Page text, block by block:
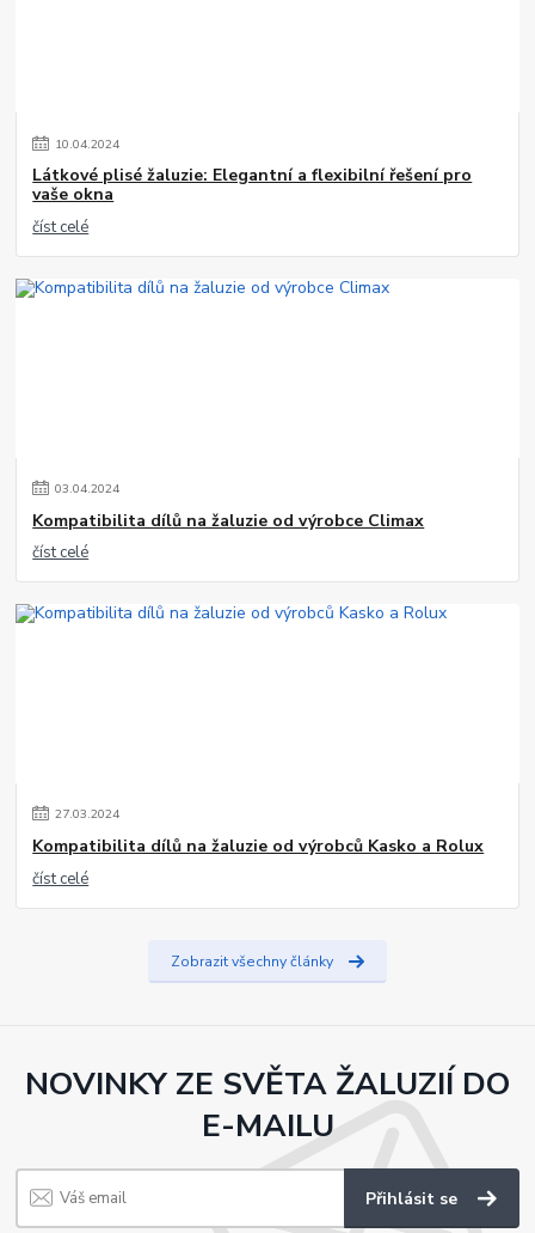
10.04.2024
Látkové plisé žaluzie: Elegantní a flexibilní řešení pro
vaše okna
číst celé
03.04.2024
Kompatibilita dílů na žaluzie od výrobce Climax
číst celé
27.03.2024
Kompatibilita dílů na žaluzie od výrobců Kasko a Rolux
číst celé
Zobrazit všechny články
NOVINKY ZE SVĚTA ŽALUZIÍ DO
E-MAILU
Přihlásit se